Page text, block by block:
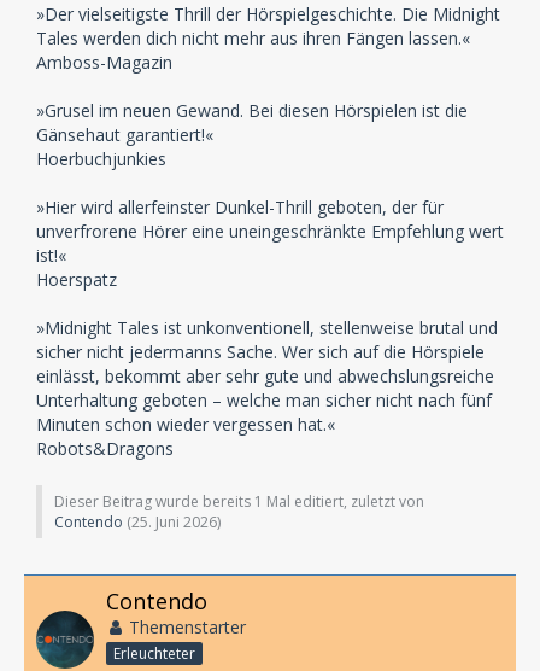
»Der vielseitigste Thrill der Hörspielgeschichte. Die Midnight
Tales werden dich nicht mehr aus ihren Fängen lassen.«
Amboss-Magazin
»Grusel im neuen Gewand. Bei diesen Hörspielen ist die
Gänsehaut garantiert!«
Hoerbuchjunkies
»Hier wird allerfeinster Dunkel-Thrill geboten, der für
unverfrorene Hörer eine uneingeschränkte Empfehlung wert
ist!«
Hoerspatz
»Midnight Tales ist unkonventionell, stellenweise brutal und
sicher nicht jedermanns Sache. Wer sich auf die Hörspiele
einlässt, bekommt aber sehr gute und abwechslungsreiche
Unterhaltung geboten – welche man sicher nicht nach fünf
Minuten schon wieder vergessen hat.«
Robots&Dragons
Dieser Beitrag wurde bereits 1 Mal editiert, zuletzt von
Contendo (25. Juni 2026)
Contendo
Themenstarter
Erleuchteter